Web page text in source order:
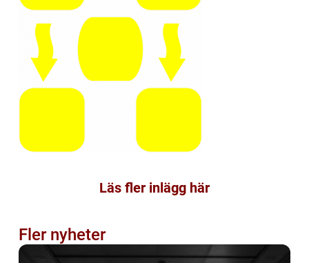
Läs fler inlägg här
Fler nyheter